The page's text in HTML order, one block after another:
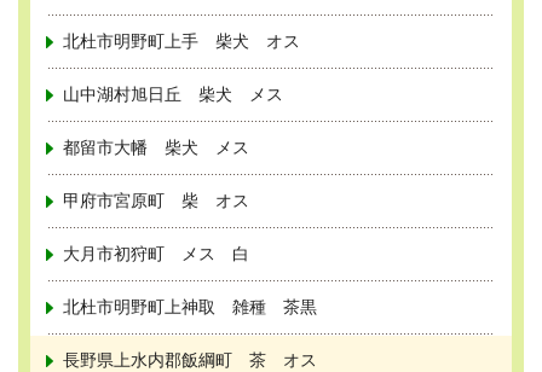
北杜市明野町上手 柴犬 オス
山中湖村旭日丘 柴犬 メス
都留市大幡 柴犬 メス
甲府市宮原町 柴 オス
大月市初狩町 メス 白
北杜市明野町上神取 雑種 茶黒
長野県上水内郡飯綱町 茶 オス